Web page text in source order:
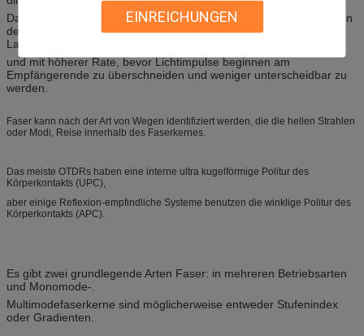
EINREICHUNGEN
Das Ergebnis ist, dass eine Gradientenfaser die Ausbreitungszeiten
der verschiedenen Modi ausgleicht, damit Daten über ein viel
Langstrecken gesendet werden können
und mit höherer Rate, bevor Lichtimpulse beginnen am
Empfängerende zu überschneiden und weniger unterscheidbar zu
werden.
Faser kann nach der Art von Wegen identifiziert werden, die die hellen Strahlen
oder Modi, Reise innerhalb des Faserkernes.
Das meiste OTDRs haben eine interne ultra kugelförmige Politur des
Körperkontakts (UPC),
aber einige Reflexion-empfindliche Systeme benutzen die winklige Politur des
Körperkontakts (APC).
Es gibt zwei grundlegende Arten Faser: in mehreren Betriebsarten
und Monomode-.
Multimodefaserkerne sind möglicherweise entweder Stufenindex
oder Gradienten.